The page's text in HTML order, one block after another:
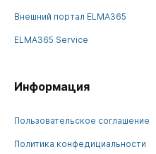
Внешний портал ELMA365
ELMA365 Service
Информация
Пользовательское соглашение
Политика конфедициальности